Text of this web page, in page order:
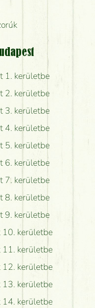
1. kerületbe
2. kerületbe
3. kerületbe
4. kerületbe
5. kerületbe
6. kerületbe
7. kerületbe
8. kerületbe
9. kerületbe
kerületbe
kerületbe
kerületbe
kerületbe
kerületbe